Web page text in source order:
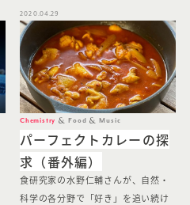
Chemistry Food Music
2020.04.29
パーフェクトカレーの探
求（番外編）
食研究家の水野仁輔さんが、自然・
科学の各分野で「好き」を追い続け